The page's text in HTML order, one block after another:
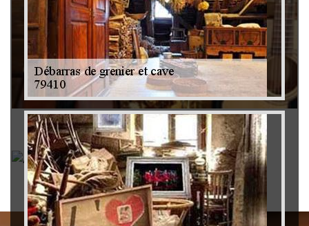
Rachat instrument de musique 79
Achat antiquité 79